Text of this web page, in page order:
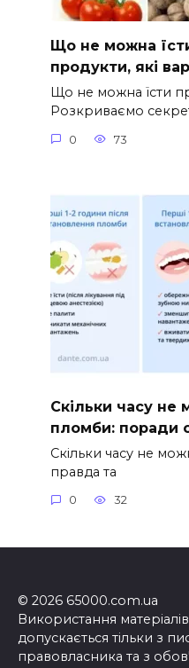
Що не можна
продукти, які
Що не можна їсти
Розкриваємо
0 73
Скільки часу не
пломби: поради
Скільки часу не
правда та
0 32
© 2026 65000.com.ua
Використання
допускається тільки з
правовласника та з